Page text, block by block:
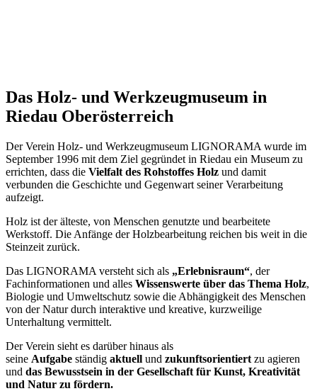
Das Holz- und Werkzeugmuseum in
Riedau Oberösterreich
Der Verein Holz- und Werkzeugmuseum LIGNORAMA wurde im
September 1996 mit dem Ziel gegründet in Riedau ein Museum zu
errichten, dass die Vielfalt des Rohstoffes Holz und damit
verbunden die Geschichte und Gegenwart seiner Verarbeitung
aufzeigt.
Holz ist der älteste, von Menschen genutzte und bearbeitete
Werkstoff. Die Anfänge der Holzbearbeitung reichen bis weit in die
Steinzeit zurück.
Das LIGNORAMA versteht sich als „Erlebnisraum“, der
Fachinformationen und alles Wissenswerte über das Thema Holz,
Biologie und Umweltschutz sowie die Abhängigkeit des Menschen
von der Natur durch interaktive und kreative, kurzweilige
Unterhaltung vermittelt.
Der Verein sieht es darüber hinaus als
seine Aufgabe ständig aktuell und zukunftsorientiert zu agieren
und das Bewusstsein in der Gesellschaft für Kunst, Kreativität
und Natur zu fördern.